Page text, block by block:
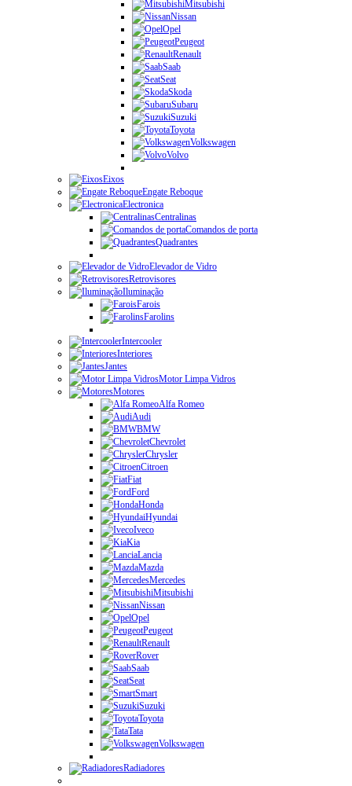
Mitsubishi
Nissan
Opel
Peugeot
Renault
Saab
Seat
Skoda
Subaru
Suzuki
Toyota
Volkswagen
Volvo
Eixos
Engate Reboque
Electronica
Centralinas
Comandos de porta
Quadrantes
Elevador de Vidro
Retrovisores
Iluminação
Farois
Farolins
Intercooler
Interiores
Jantes
Motor Limpa Vidros
Motores
Alfa Romeo
Audi
BMW
Chevrolet
Chrysler
Citroen
Fiat
Ford
Honda
Hyundai
Iveco
Kia
Lancia
Mazda
Mercedes
Mitsubishi
Nissan
Opel
Peugeot
Renault
Rover
Saab
Seat
Smart
Suzuki
Toyota
Tata
Volkswagen
Radiadores